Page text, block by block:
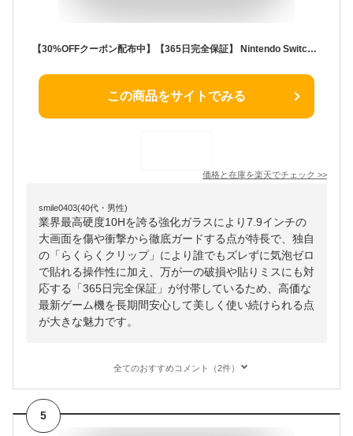
【30%OFFクーポン配布中】【365日完全保証】 Nintendo Switch2 保護フィルム 任天堂 Switch2 フィルム スイッチ2 保護フィルム 7.9インチ ガラスフィルム フィルム 10H ガラスザムライ 液晶保護フィルム OVER`s オーバーズ TP01
この商品をサイトでみる
価格と在庫を楽天でチェック >>
smile0403(40代・男性)
業界最高硬度10Hを誇る強化ガラスにより7.9インチの
大画面を傷や衝撃から徹底ガードする点が特長で、独自
の「らくらくクリップ」により誰でもズレずに気泡ゼロ
で貼れる操作性に加え、万が一の破損や貼りミスにも対
応する「365日完全保証」が付帯しているため、高価な
最新ゲーム機を長期間安心して美しく使い続けられる点
が大きな魅力です。
全てのおすすめコメント（2件）
5